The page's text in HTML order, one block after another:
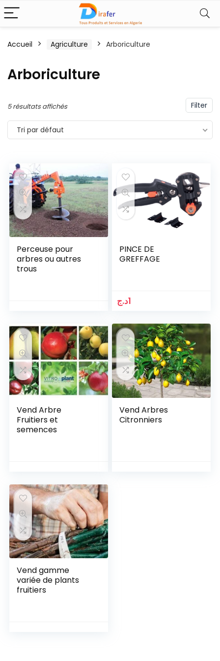
Accueil Agriculture Arboriculture
Arboriculture
Filter
5 résultats affichés
Tri par défaut
Perceuse pour
arbres ou autres
trous
PINCE DE
GREFFAGE
1د.ج
Vend Arbre
Fruitiers et
semences
Vend Arbres
Citronniers
Vend gamme
variée de plants
fruitiers